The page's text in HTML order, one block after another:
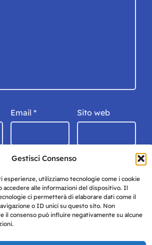
Gestisci Consenso
esperienze, utilizziamo tecnologie come i cookie
accedere alle informazioni del dispositivo. Il
ci permetterà di elaborare dati come il
o ID unici su questo sito. Non
il consenso può influire negativamente su alcune
Email * Sito web